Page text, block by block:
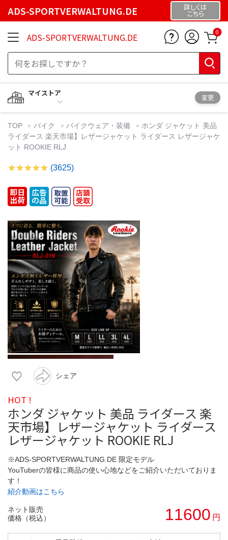
ADS-SPORTVERWALTUNG.DE 詳しくは
こちら
ADS-SPORTVERWALTUNG.DE 0
マイストア
変更
TOP バイク バイクウェア・装備
ホンダ ジャケット 美品
ライダース 楽天市場】レザージャケット ライダース レザージャケ
ット ROOKIE RLJ
(3625)
シェア
HOT !
ホンダ ジャケット 美品 ライダース 楽
天市場】レザージャケット ライダース
レザージャケット ROOKIE RLJ
※ADS-SPORTVERWALTUNG.DE 限定モデル
YouTuberの皆様に商品の使い心地などをご紹介いただいておりま
す！
紹介動画はこちら
ネット販売
価格（税込）
11600 円